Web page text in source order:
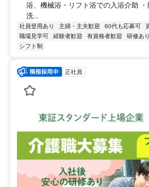
浴、機械浴・リフト浴での入浴介助 ・
洗...
社員登用あり 主婦・主夫歓迎 60代も応募可
職場見学可
経験者歓迎 有資格者歓迎 研修あり
シフト制
正社員